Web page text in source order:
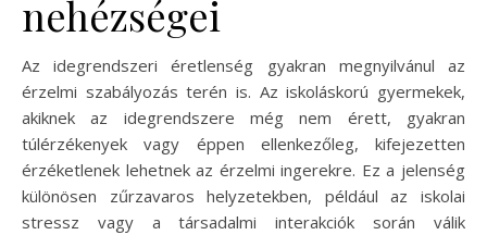
nehézségei
Az idegrendszeri éretlenség gyakran megnyilvánul az
érzelmi szabályozás terén is. Az iskoláskorú gyermekek,
akiknek az idegrendszere még nem érett, gyakran
túlérzékenyek vagy éppen ellenkezőleg, kifejezetten
érzéketlenek lehetnek az érzelmi ingerekre. Ez a jelenség
különösen zűrzavaros helyzetekben, például az iskolai
stressz vagy a társadalmi interakciók során válik